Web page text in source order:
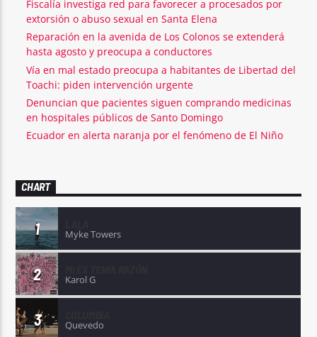
Fiscalía investiga red para favorecer a procesados por
extorsión o abuso sexual en Santa Elena
Reparación en la avenida de Los Colonos se extenderá
hasta agosto y preocupa a conductores
Vía en mal estado preocupa a habitantes de Libertad del
Toachi: piden intervención urgente
Denuncian que pacientes siguen comprando medicinas
en hospitales públicos de Santo Domingo
Ecuador en alerta naranja por el fenómeno de El Niño
CHART
1 Myke Towers
2 Karol G
3 Quevedo